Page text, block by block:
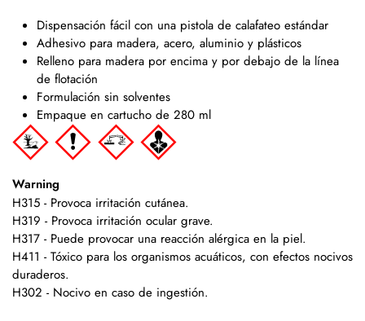
Dispensación fácil con una pistola de calafateo estándar
Adhesivo para madera, acero, aluminio y plásticos
Relleno para madera por encima y por debajo de la línea
de flotación
Formulación sin solventes
Empaque en cartucho de 280 ml
Warning
H315 - Provoca irritación cutánea.
H319 - Provoca irritación ocular grave.
H317 - Puede provocar una reacción alérgica en la piel.
H411 - Tóxico para los organismos acuáticos, con efectos nocivos
duraderos.
H302 - Nocivo en caso de ingestión.